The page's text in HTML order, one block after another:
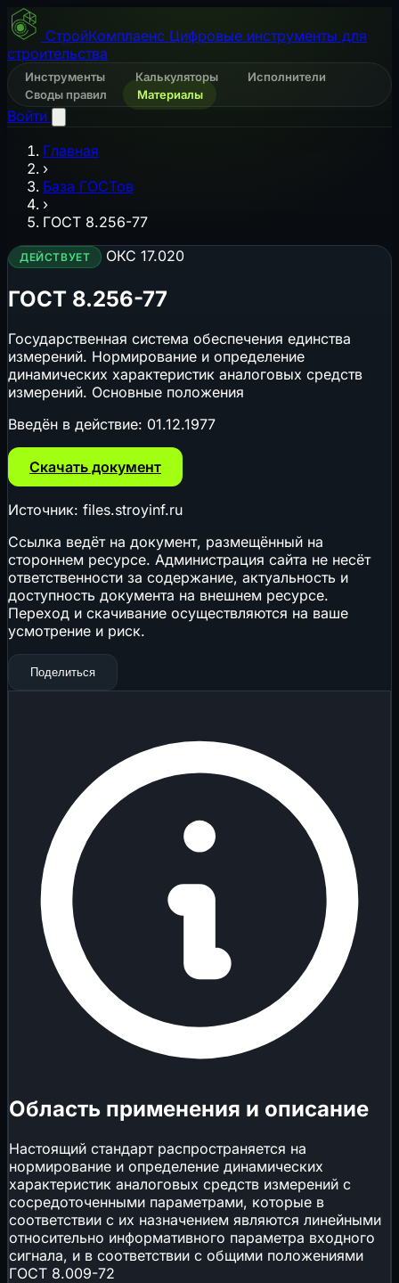
СтройКомплаенс Цифровые инструменты для
строительства
Инструменты Калькуляторы
Исполнители
Своды правил
Материалы
Войти
Главная
›
База ГОСТов
›
ГОСТ 8.256-77
ДЕЙСТВУЕТ ОКС 17.020
ГОСТ 8.256-77
Государственная система обеспечения единства
измерений. Нормирование и определение
динамических характеристик аналоговых средств
измерений. Основные положения
Введён в действие: 01.12.1977
Скачать документ
Источник: files.stroyinf.ru
Ссылка ведёт на документ, размещённый на
стороннем ресурсе. Администрация сайта не несёт
ответственности за содержание, актуальность и
доступность документа на внешнем ресурсе.
Переход и скачивание осуществляются на ваше
усмотрение и риск.
Поделиться
Область применения и описание
Настоящий стандарт распространяется на
нормирование и определение динамических
характеристик аналоговых средств измерений с
сосредоточенными параметрами, которые в
соответствии с их назначением являются линейными
относительно информативного параметра входного
сигнала, и в соответствии с общими положениями
ГОСТ 8.009-72